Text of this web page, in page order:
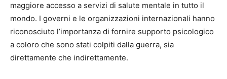
maggiore accesso a servizi di salute mentale in tutto il
mondo. I governi e le organizzazioni internazionali hanno
riconosciuto l’importanza di fornire supporto psicologico
a coloro che sono stati colpiti dalla guerra, sia
direttamente che indirettamente.